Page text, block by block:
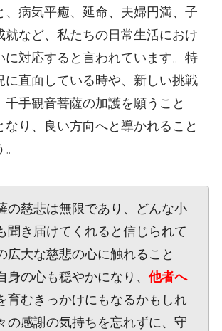
、病気平癒、延命、夫婦円満、子
就など、私たちの日常生活におけ
に対応すると言われています。特
に直面している時や、新しい挑戦
千手観音菩薩の加護を願うこと
なり、良い方向へと導かれること
の慈悲は無限であり、どんな小
聞き届けてくれると信じられて
広大な慈悲の心に触れること
身の心も穏やかになり、 他者へ
育むきっかけにもなるかもしれ
の感謝の気持ちを忘れずに、守